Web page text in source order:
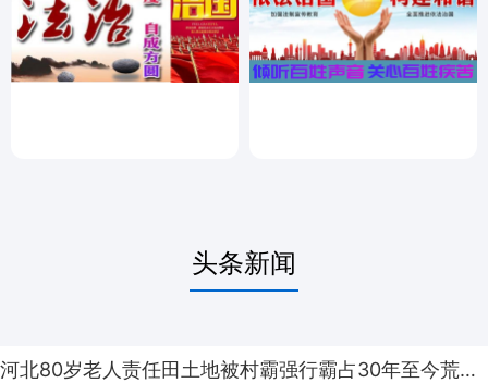
头条新闻
河北80岁老人责任田土地被村霸强行霸占30年至今荒芜、无法耕种！